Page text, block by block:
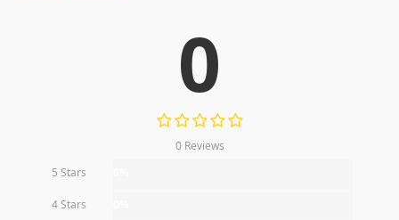
0
0 Reviews
5 Stars
4 Stars